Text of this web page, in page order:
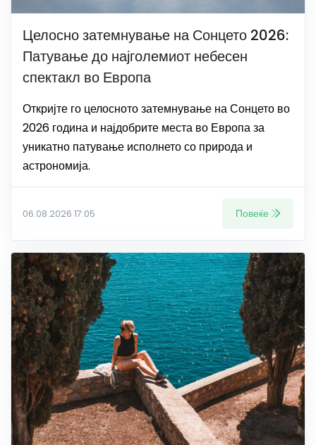
Целосно затемнување на Сонцето 2026:
Патување до најголемиот небесен
спектакл во Европа
Откријте го целосното затемнување на Сонцето во
2026 година и најдобрите места во Европа за
уникатно патување исполнето со природа и
астрономија.
06.08.2026 17:05 Повеќе